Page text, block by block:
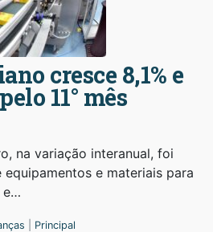
cresce 8,1% e
11° mês
na variação interanual, foi
e materiais para
e…
Principal